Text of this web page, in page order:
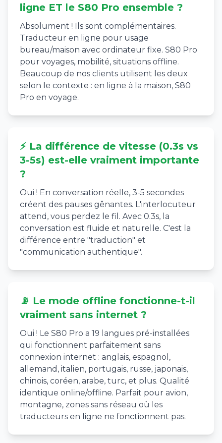
ligne ET le S80 Pro ensemble ?
Absolument ! Ils sont complémentaires.
Traducteur en ligne pour usage
bureau/maison avec ordinateur fixe. S80 Pro
pour voyages, mobilité, situations offline.
Beaucoup de nos clients utilisent les deux
selon le contexte : en ligne à la maison, S80
Pro en voyage.
⚡ La différence de vitesse (0.3s vs
3-5s) est-elle vraiment importante
?
Oui ! En conversation réelle, 3-5 secondes
créent des pauses gênantes. L'interlocuteur
attend, vous perdez le fil. Avec 0.3s, la
conversation est fluide et naturelle. C'est la
différence entre "traduction" et
"communication authentique".
📡 Le mode offline fonctionne-t-il
vraiment sans internet ?
Oui ! Le S80 Pro a 19 langues pré-installées
qui fonctionnent parfaitement sans
connexion internet : anglais, espagnol,
allemand, italien, portugais, russe, japonais,
chinois, coréen, arabe, turc, et plus. Qualité
identique online/offline. Parfait pour avion,
montagne, zones sans réseau où les
traducteurs en ligne ne fonctionnent pas.